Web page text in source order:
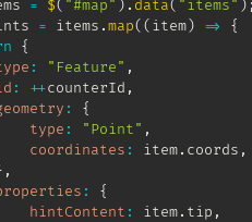
= $( "#map" ) . data( "items" ) ;
= items .map((item) =>
{
{
: "Feature" ,
: ++counterId ,
:
{
type : "Point" ,
coordinates : item. coords ,
,
:
{
hintContent : item. tip ,